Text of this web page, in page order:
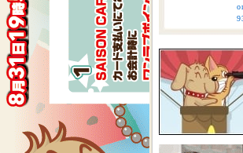
2026-07-31
【2026年
しまで